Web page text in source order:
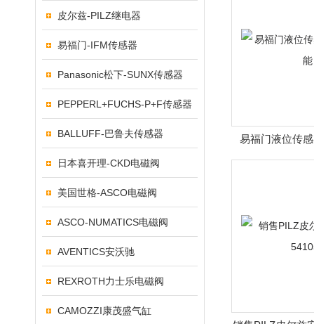
皮尔兹-PILZ继电器
易福门-IFM传感器
Panasonic松下-SUNX传感器
PEPPERL+FUCHS-P+F传感器
BALLUFF-巴鲁夫传感器
日本喜开理-CKD电磁阀
美国世格-ASCO电磁阀
ASCO-NUMATICS电磁阀
AVENTICS安沃驰
REXROTH力士乐电磁阀
CAMOZZI康茂盛气缸
易福门液位传